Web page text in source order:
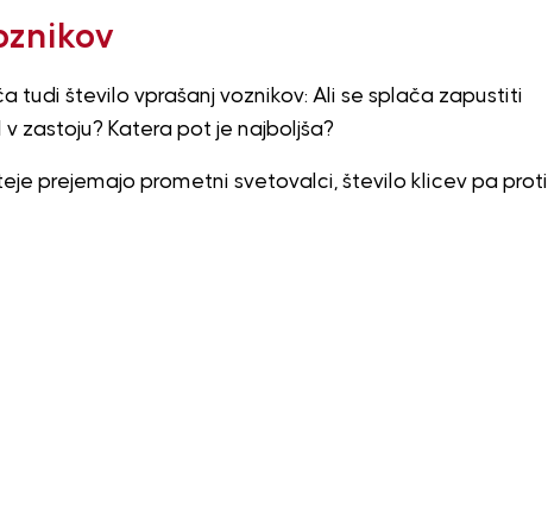
tudi število vprašanj voznikov: Ali se splača zapustiti
zastoju? Katera pot je najboljša?
prejemajo prometni svetovalci, število klicev pa proti